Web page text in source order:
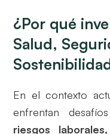
¿Por qué
Salud,
En el contexto
enfrentan
riesgos